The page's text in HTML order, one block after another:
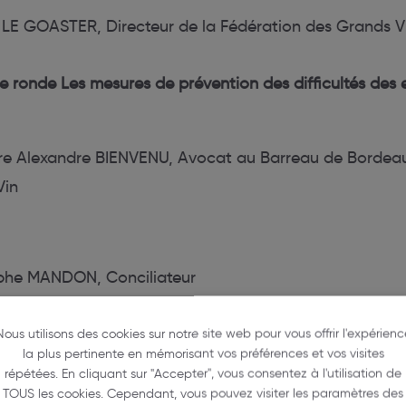
GOASTER, Directeur de la Fédération des Grands
ronde Les mesures de prévention des difficultés des
Alexandre BIENVENU, Avocat au Barreau de
MANDON, Conciliateur
CHANQUOY, Expert-comptable
BOURNERIE et Valérie CONTI, Pôle viticulture du
utilisons des cookies sur notre site web pour vous offrir
la plus pertinente en mémorisant vos préférences et vos visites
répétées. En cliquant sur "Accepter", vous consentez à l'utilisation de
TOUS les cookies. Cependant, vous pouvez visiter les paramètres des